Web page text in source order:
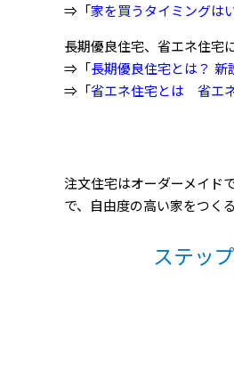
⇒「 家を買うタイミングは
長期優良住宅、省エネ住宅
⇒「 長期優良住宅とは？ 新
⇒「 省エネ住宅とは 省エ
注文住宅はオーダーメイド
で、自由度の高い家をつく
ステッ